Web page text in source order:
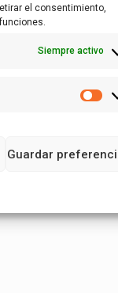
el consentimiento,
Siempre activo
Guardar